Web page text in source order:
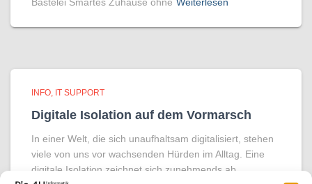
Bastelei Smartes Zuhause ohne Weiterlesen
INFO IT SUPPORT
Digitale Isolation auf dem Vormarsch
In einer Welt, die sich unaufhaltsam digitalisiert, stehen
viele von uns vor wachsenden Hürden im Alltag. Eine
digitale Isolation zeichnet sich zunehmends ab.